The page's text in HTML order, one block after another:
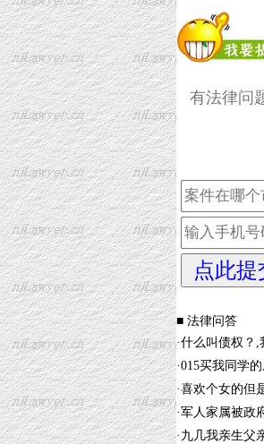
■ 法律问答
·什么叫债权？,
·015买我同学
·喜欢个女的但
·军人家属被政
· 九几我亲生父